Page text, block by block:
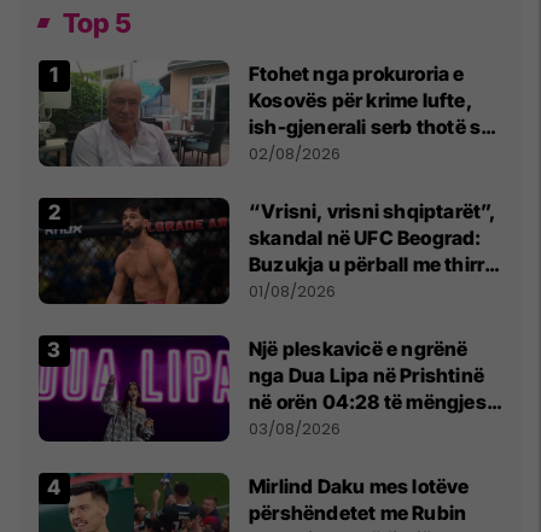
Top 5
Ftohet nga prokuroria e
Kosovës për krime lufte,
ish-gjenerali serb thotë se
dikush e tradhtoi në
02/08/2026
“Vrisni, vrisni shqiptarët”,
skandal në UFC Beograd:
Buzukja u përball me thirrje
anti-shqiptare nga
01/08/2026
Një pleskavicë e ngrënë
nga Dua Lipa në Prishtinë
në orën 04:28 të mëngjesit
- dhe bota digjitale serbe
03/08/2026
Mirlind Daku mes lotëve
përshëndetet me Rubin